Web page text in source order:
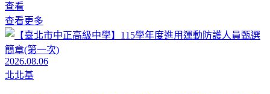
查看
查看更多
2026.08.06
北北基